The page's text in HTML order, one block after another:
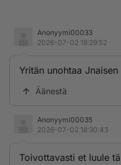
Anonyymi00033
2026-07-02 18:29:52
Yritän unohtaa Jnaisen
Äänestä
Anonyymi00035
2026-07-02 18:30:43
Toivottavasti et luule